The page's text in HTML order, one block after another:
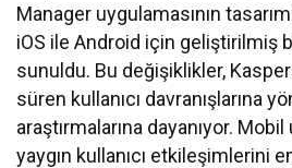
Manager uygulamasının
iOS ile Android için geliştirilmiş
sunuldu. Bu değişiklikler,
süren kullanıcı davranışlarına
araştırmalarına dayanıyor.
yaygın kullanıcı etkileşimlerini